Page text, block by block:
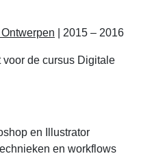
| 2015 – 2016
de cursus Digitale
en Illustrator
en workflows